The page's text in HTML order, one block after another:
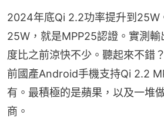
2024年底Qi 2.2功率提升到25W
25W，就是MPP25認證。實測
度比之前涼快不少。聽起來不錯
前國產Android手機支持Qi 2.2
有。最積極的是蘋果，以及一堆
商。